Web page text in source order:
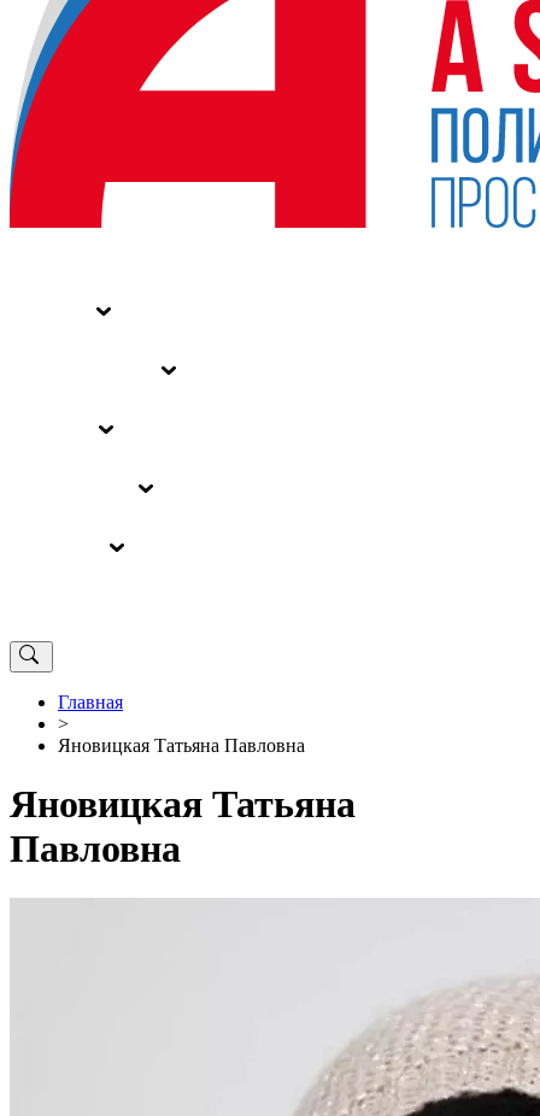
Главная
>
Яновицкая Татьяна Павловна
Яновицкая Татьяна
Павловна